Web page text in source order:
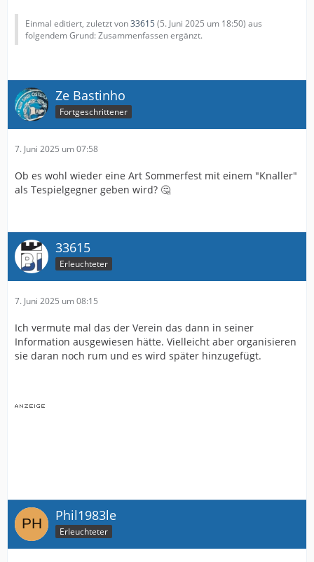
Einmal editiert, zuletzt von33615 (5. Juni 2025 um 18:50) aus
folgendem Grund: Zusammenfassen ergänzt.
Ze Bastinho
Fortgeschrittener
7. Juni 2025 um 07:58
Ob es wohl wieder eine Art Sommerfest mit einem "Knaller"
als Tespielgegner geben wird? 🤔
33615
Erleuchteter
7. Juni 2025 um 08:15
Ich vermute mal das der Verein das dann in seiner
Information ausgewiesen hätte. Vielleicht aber organisieren
sie daran noch rum und es wird später hinzugefügt.
Phil1983le
Erleuchteter